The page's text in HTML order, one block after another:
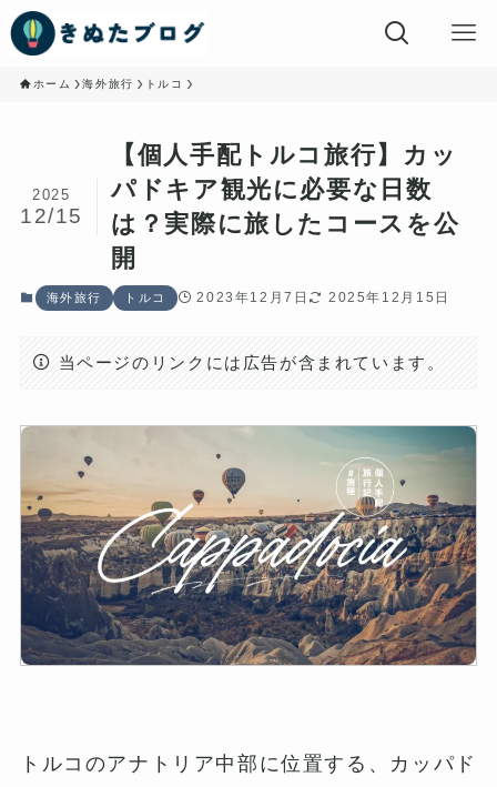
ホーム 海外旅行 トルコ
【個人手配トルコ旅行】カッ
パドキア観光に必要な日数
は？実際に旅したコースを公
開
2025
12/15
海外旅行 トルコ 2023年12月7日 2025年12月15日
当ページのリンクには広告が含まれています。
トルコのアナトリア中部に位置する、カッパド